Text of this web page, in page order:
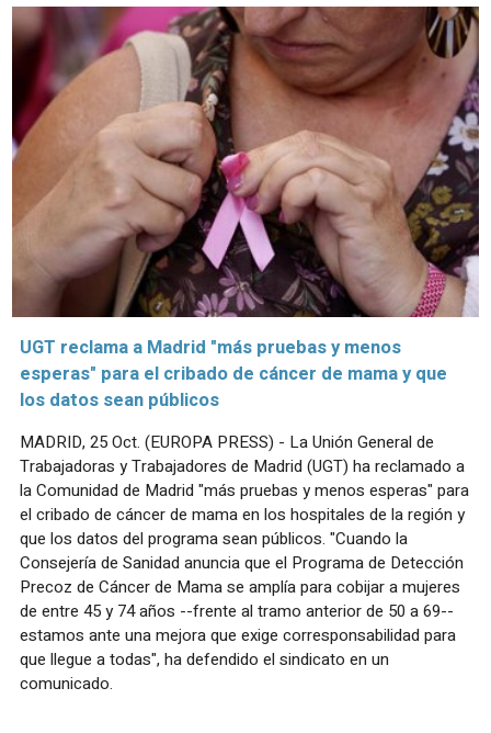
UGT reclama a Madrid "más pruebas y menos
esperas" para el cribado de cáncer de mama y que
los datos sean públicos
MADRID, 25 Oct. (EUROPA PRESS) - La Unión General de
Trabajadoras y Trabajadores de Madrid (UGT) ha reclamado a
la Comunidad de Madrid "más pruebas y menos esperas" para
el cribado de cáncer de mama en los hospitales de la región y
que los datos del programa sean públicos. "Cuando la
Consejería de Sanidad anuncia que el Programa de Detección
Precoz de Cáncer de Mama se amplía para cobijar a mujeres
de entre 45 y 74 años --frente al tramo anterior de 50 a 69--
estamos ante una mejora que exige corresponsabilidad para
que llegue a todas", ha defendido el sindicato en un
comunicado.